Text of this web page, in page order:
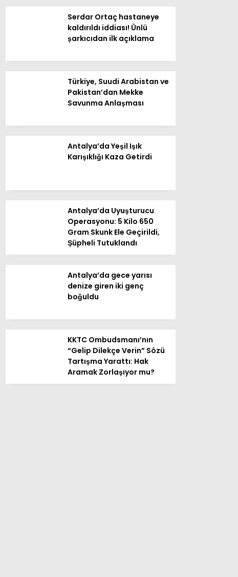
Facebook
Serdar Ortaç hastaneye
kaldırıldı iddiası! Ünlü
şarkıcıdan ilk açıklama
Türkiye, Suudi Arabistan ve
Pakistan’dan Mekke
Savunma Anlaşması
Antalya’da Yeşil Işık
Karışıklığı Kaza Getirdi
Antalya’da Uyuşturucu
Operasyonu: 5 Kilo 650
Gram Skunk Ele Geçirildi,
Şüpheli Tutuklandı
Antalya’da gece yarısı
denize giren iki genç
boğuldu
KKTC Ombudsmanı’nın
“Gelip Dilekçe Verin” Sözü
Tartışma Yarattı: Hak
Aramak Zorlaşıyor mu?